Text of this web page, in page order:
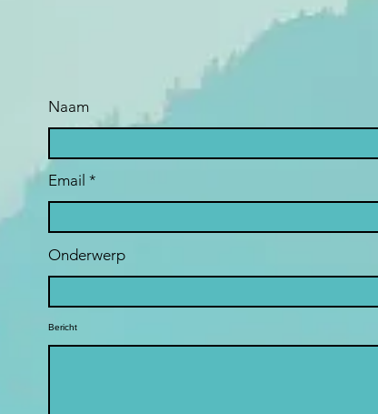
Naam
Email
Onderwerp
Bericht